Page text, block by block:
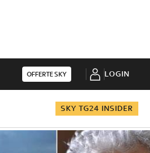
OFFERTE SKY LOGIN
SKY TG24 INSIDER